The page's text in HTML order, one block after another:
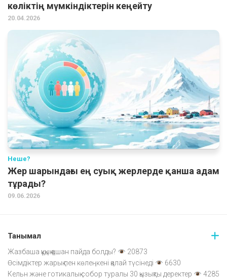
көліктің мүмкіндіктерін кеңейту
20.04.2026
Неше?
Жер шарындағы ең суық жерлерде қанша адам
тұрады?
09.06.2026
Танымал
Жазбаша құқық қашан пайда болды?
20873
Өсімдіктер жарық пен көлеңкені қалай түсінеді
6630
Кельн және готикалық собор туралы 30 қызықты деректер
4285